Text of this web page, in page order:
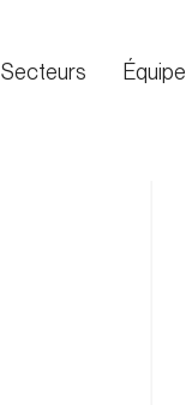
Secteurs Équipe